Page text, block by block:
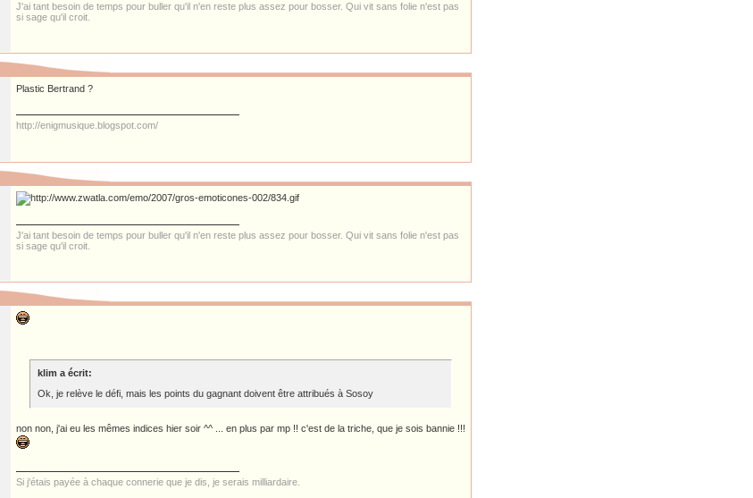
J'ai tant besoin de temps pour buller qu'il n'en reste plus assez pour bosser. Qui vit sans folie n'est pas
si sage qu'il croit.
Plastic Bertrand ?
http://enigmusique.blogspot.com/
J'ai tant besoin de temps pour buller qu'il n'en reste plus assez pour bosser. Qui vit sans folie n'est pas
si sage qu'il croit.
klim a écrit:
Ok, je relève le défi, mais les points du gagnant doivent être attribués à Sosoy
non non, j'ai eu les mêmes indices hier soir ^^ ... en plus par mp !! c'est de la triche, que je sois bannie !!!
Si j'étais payée à chaque connerie que je dis, je serais milliardaire.